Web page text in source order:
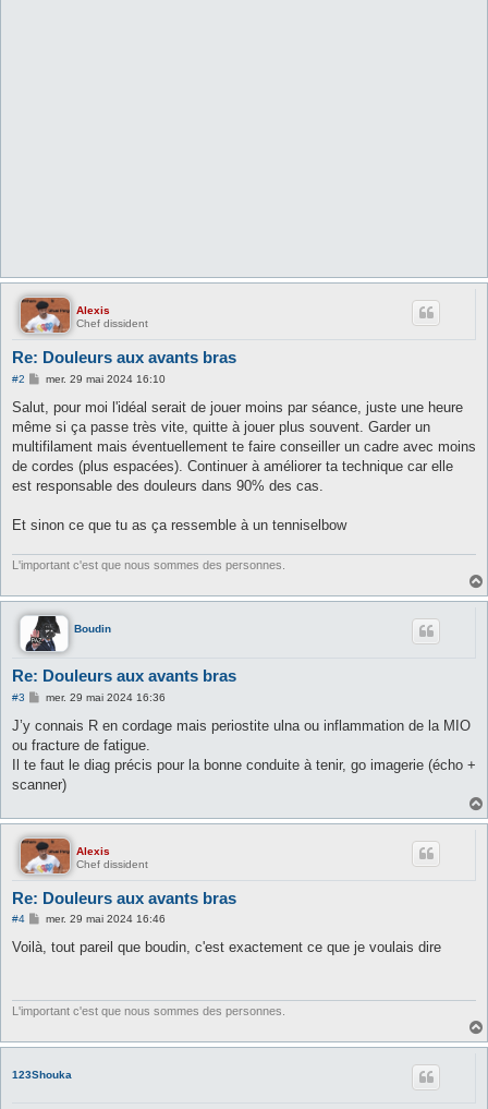
Alexis
Chef dissident
Re: Douleurs aux avants bras
#2
M
s
s
a
g
mer. 29 mai 2024 16:10
Salut, pour moi l'idéal serait de jouer moins par séance, juste une heure
même si ça passe très vite, quitte à jouer plus souvent. Garder un
multifilament mais éventuellement te faire conseiller un cadre avec moins
de cordes (plus espacées). Continuer à améliorer ta technique car elle
est responsable des douleurs dans 90% des cas.
Et sinon ce que tu as ça ressemble à un tenniselbow
L'important c'est que nous sommes des personnes.
Boudin
Re: Douleurs aux avants bras
#3
M
s
a
g
mer. 29 mai 2024 16:36
J’y connais R en cordage mais periostite ulna ou inflammation de la MIO
ou fracture de fatigue.
Il te faut le diag précis pour la bonne conduite à tenir, go imagerie (écho +
scanner)
Alexis
Chef dissident
Re: Douleurs aux avants bras
#4
M
s
s
mer. 29 mai 2024 16:46
Voilà, tout pareil que boudin, c'est exactement ce que je voulais dire
L'important c'est que nous sommes des personnes.
123Shouka